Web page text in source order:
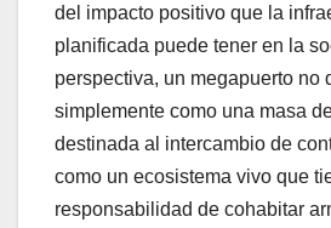
del impacto positivo que la
planificada puede tener en la
perspectiva, un megapuerto no
simplemente como una masa
destinada al intercambio de
como un ecosistema vivo que
responsabilidad de cohabitar